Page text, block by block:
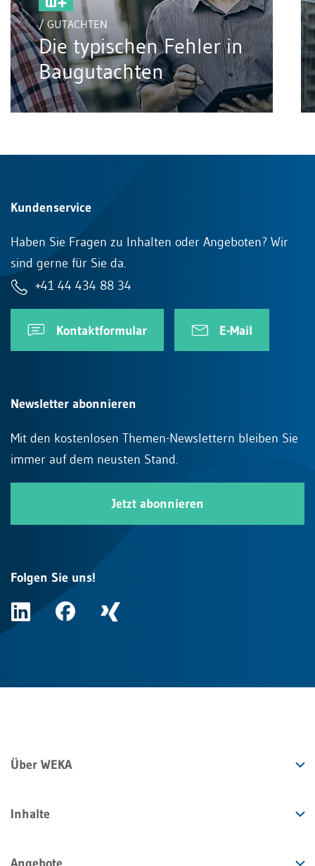
/ GUTACHTEN
Die typischen Fehler in
Baugutachten
Kundenservice
Haben Sie Fragen zu Inhalten oder Angeboten? Wir
sind gerne für Sie da.
+41 44 434 88 34
Kontaktformular E-Mail
Newsletter abonnieren
Mit den kostenlosen Themen-Newslettern bleiben Sie
immer auf dem neusten Stand.
Jetzt abonnieren
Folgen Sie uns!
Über WEKA
Inhalte